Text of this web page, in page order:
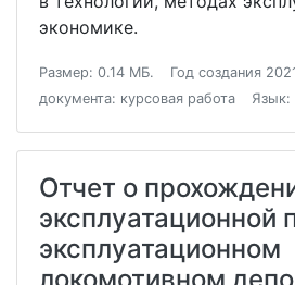
экономике.
Размер: 0.14 МБ. Год создания
документа: курсовая работа
Язык:
Отчет о
эксплуатационной
эксплуатационном